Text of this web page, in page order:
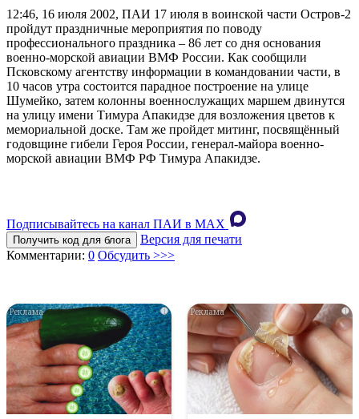
12:46, 16 июля 2002, ПАИ 17 июля в воинской части Остров-2
пройдут праздничные мероприятия по поводу
профессионального праздника – 86 лет со дня основания
военно-морской авиации ВМФ России. Как сообщили
Псковскому агентству информации в командовании части, в
10 часов утра состоится парадное построение на улице
Шумейко, затем колонны военнослужащих маршем двинутся
на улицу имени Тимура Апакидзе для возложения цветов к
мемориальной доске. Там же пройдет митинг, посвящённый
годовщине гибели Героя России, генерал-майора военно-
морской авиации ВМФ РФ Тимура Апакидзе.
Подписывайтесь на канал ПАИ в MAХ
Получить код для блога
Версия для печати
Комментарии: 0 Обсудить >>>
i i